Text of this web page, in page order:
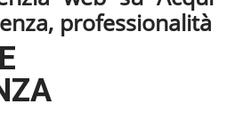
professionalità